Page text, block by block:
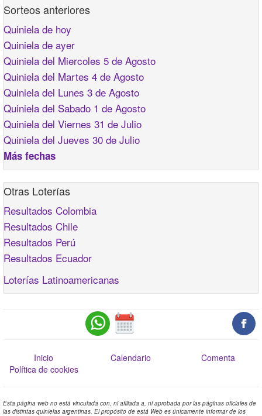
Sorteos anteriores
Quiniela de hoy
Quiniela de ayer
Quiniela del Miercoles 5 de Agosto
Quiniela del Martes 4 de Agosto
Quiniela del Lunes 3 de Agosto
Quiniela del Sabado 1 de Agosto
Quiniela del Viernes 31 de Julio
Quiniela del Jueves 30 de Julio
Más fechas
Otras Loterías
Resultados Colombia
Resultados Chile
Resultados Perú
Resultados Ecuador
Loterías Latinoamericanas
Inicio Calendario
Comenta
Política de cookies
Esta página web no está vinculada con, ni afiliada a, ni aprobada por las páginas oficiales de
las distintas quinielas argentinas. El propósito de está Web es únicamente informar de los